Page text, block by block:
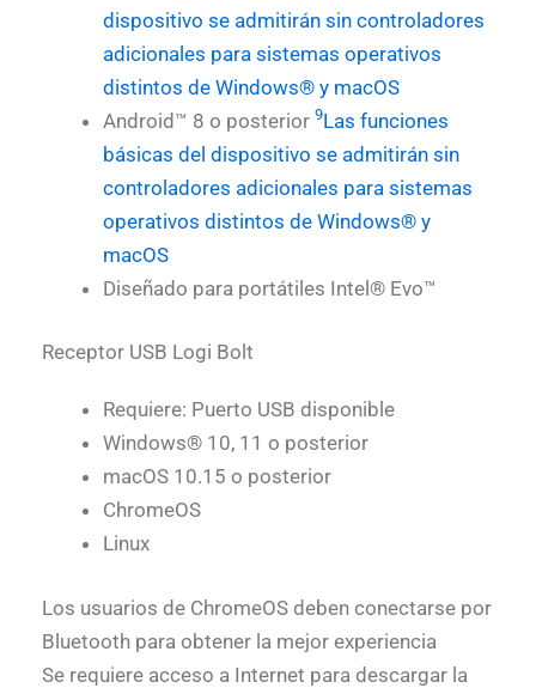
dispositivo se admitirán sin controladores
adicionales para sistemas operativos
distintos de Windows® y macOS
Android™ 8 o posterior 9Las funciones
básicas del dispositivo se admitirán sin
controladores adicionales para sistemas
operativos distintos de Windows® y
macOS
Diseñado para portátiles Intel® Evo™
Receptor USB Logi Bolt
Requiere: Puerto USB disponible
Windows® 10, 11 o posterior
macOS 10.15 o posterior
ChromeOS
Linux
Los usuarios de ChromeOS deben conectarse por
Bluetooth para obtener la mejor experiencia
Se requiere acceso a Internet para descargar la